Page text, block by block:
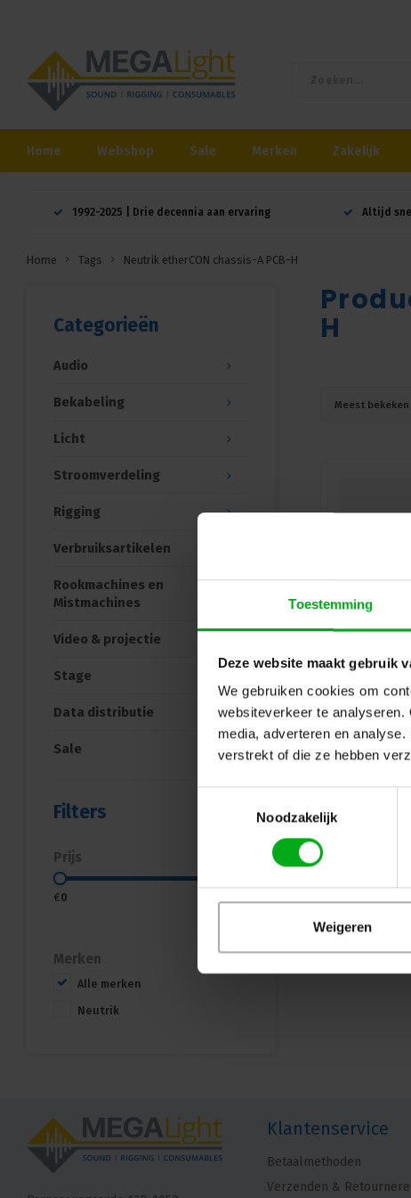
Toestemming
Deze website maakt gebruik
We gebruiken cookies om
websiteverkeer te
media, adverteren en
verstrekt of die ze hebben
Noodzakelijk
Weigeren
Home Webshop Sale Merken Zakelijk
1992-2025 | Drie decennia aan ervaring Altijd
Home Tags Neutrik etherCON chassis-A PCB-H
Categorieën
Audio
Bekabeling
Licht
Stroomverdeling
Rigging
Verbruiksartikelen
Rookmachines en
Mistmachines
Video & projectie
Stage
Data distributie
Sale
Filters
Prijs
€0
Merken
Alle merken
Neutrik
H
Meest bekeken
Klantenservice
Betaalmethoden
Verzenden &